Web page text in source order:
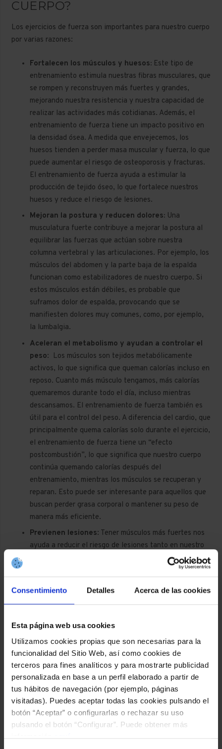
Consentimiento Detalles Acerca de las cookies
Esta página web usa cookies
Utilizamos cookies propias que son necesarias para la
funcionalidad del Sitio Web, así como cookies de
terceros para fines analíticos y para mostrarte publicidad
personalizada en base a un perfil elaborado a partir de
tus hábitos de navegación (por ejemplo, páginas
visitadas). Puedes aceptar todas las cookies pulsando el
botón “Aceptar” o configurarlas o rechazar su uso
pulsando el botón “Configurar”. Puede obtener más
informaciónaquí.
CUERPO?
Los ejercicios de fuerza son importantes para nuestro cuerpo
por varias razones:
Fortalecen los músculos y huesos: Este tipo de
entrenamiento estimula nuestras fibras musculares, que
se rompen y reconstruyen más fuertes y grandes,
mejorando nuestra resistencia y nuestra capacidad de
realizar las actividades más cotidianas. Además, el
entrenamiento de fuerza tiene un impacto positivo en
la densidad ósea. A medida que envejecemos, los
huesos tienden a perder masa muscular y fuerza, lo que
puede aumentar el riesgo de osteoporosis y fracturas.
El entrenamiento de fuerza ayuda a estimular la
producción de tejido óseo, lo que fortalece nuestros
huesos y reduce el riesgo de lesiones.
Mejoran la postura y reducen dolores: Una
musculatura fuerte contribuye a mejorar la postura al
equilibrar las fuerzas que actúan sobre nuestra
columna vertebral y las articulaciones. Por ejemplo, los
músculos del abdomen y la parte baja de la espalda
funcionan como estabilizadores de nuestro cuerpo. Si
estos músculos están débiles, es probable que
suframos dolor de espalda, provocando que se
manifiesten dolores muy comunes, como, por ejemplo,
la lumbalgia.
Aceleran el metabolismo y ayudan a controlar el
peso: Los músculos son tejidos metabólicamente
activos, lo que significa que queman calorías incluso en
reposo. Cuanto más músculo tengamos, más calorías
quemaremos durante todo el día, incluso mientras
descansamos. El entrenamiento de fuerza también es
útil para el control del peso. A diferencia del cardio, que
principalmente quema calorías solo durante el ejercicio,
el entrenamiento de fuerza tiene un “efecto
postcombustión”, lo que significa que nuestro cuerpo
continúa quemando calorías después del
entrenamiento, mientras los músculos se recuperan y
reparan. Esto puede ser interesante para aquellos que
buscan perder grasa corporal o mantener su peso de
manera más eficiente.
Previenen lesiones: Tener músculos más fuertes nos
ayuda a reducir el riesgo de lesiones tanto en nuestro
día a día como en el deporte. Los músculos actúan
como amortiguadores, absorbiendo el impacto y
Cuando nuestros músculos son débiles, las
articulaciones deben soportar más estrés, lo que puede
llevar a problemas como tendinitis, esguinces y otras
lesiones. Además, los ejercicios de fuerza pueden
mejorar nuestra coordinación y equilibrio, lo que es
especialmente importante a medida que nos hacemos
mayores.
Ayudan a la salud mental :Cuando realizamos
ejercicios de fuerza liberamos endorfinas, mejorando
nuestro estado de ánimo y autoestima, y reduciendo
nuestros niveles de ansiedad y depresión.
Apoyan la salud cardiovascular:A través de los